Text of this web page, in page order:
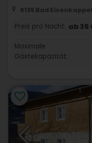
9135 Bad
Preis pro Nacht: ab 35
Maximale
Gästekapazität: